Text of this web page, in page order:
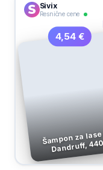
Sivix
Resnične cene
4,54 €
Šampon za
Dandruff,